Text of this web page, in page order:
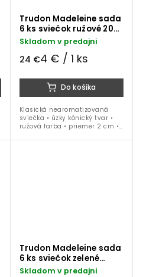
Trudon Madeleine sada
6 ks sviečok ružové 20
cm
Skladom v predajni
24 €4 € / 1 ks
Do košíka
Klasická nearomatizovaná
sviečka • úzky kónický tvar •
ružová farba • priemer 2 cm •
Trudon Madeleine sada
6 ks sviečok zelené
khaki 20 cm
Skladom v predajni